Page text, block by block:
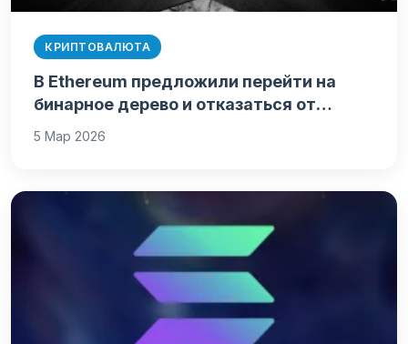
КРИПТОВАЛЮТА
В Ethereum предложили перейти на
бинарное дерево и отказаться от…
5 Мар 2026